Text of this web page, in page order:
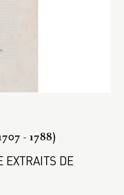
- 1788)
EXTRAITS DE